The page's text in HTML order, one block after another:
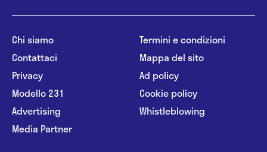
Chi siamo
Contattaci
Privacy
Modello 231
Advertising
Media Partner
Termini e condizioni
Mappa del sito
Ad policy
Cookie policy
Whistleblowing